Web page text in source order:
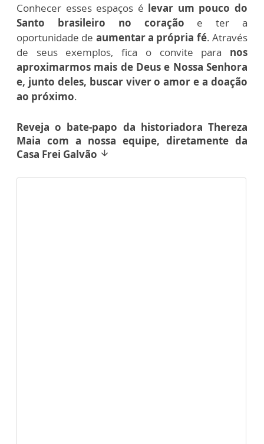
Conhecer esses espaços é levar um pouco do
Santo brasileiro no coração e ter a
oportunidade de aumentar a própria fé. Através
de seus exemplos, fica o convite para nos
aproximarmos mais de Deus e Nossa Senhora
e, junto deles, buscar viver o amor e a doação
ao próximo.
Reveja o bate-papo da historiadora Thereza
Maia com a nossa equipe, diretamente da
Casa Frei Galvão arrow_downward